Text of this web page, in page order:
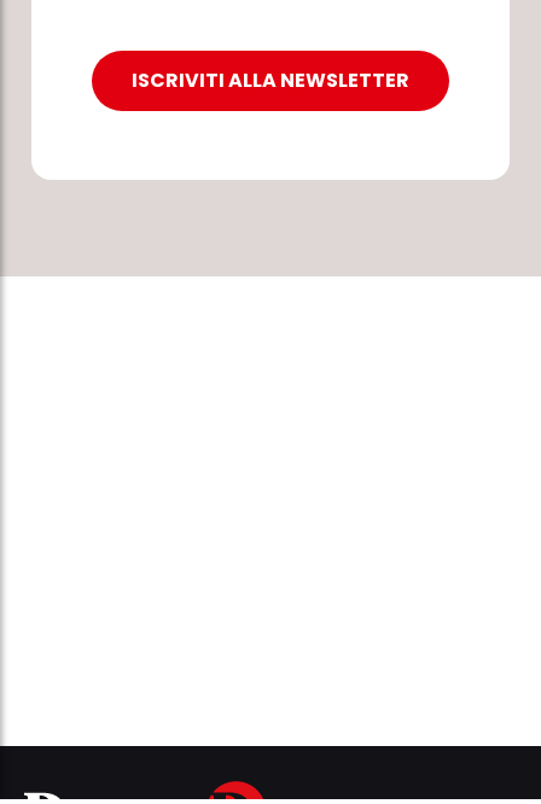
ISCRIVITI ALLA NEWSLETTER